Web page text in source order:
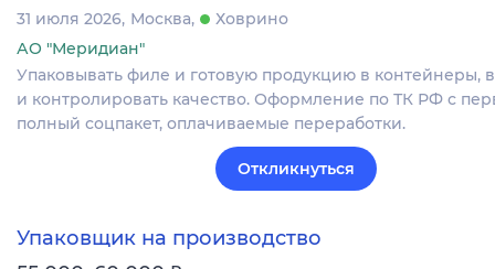
31 июля 2026 Москва
Ховрино
АО "Меридиан"
Упаковывать филе и готовую продукцию в контейнеры,
и контролировать качество. Оформление по ТК РФ с
полный соцпакет, оплачиваемые переработки.
Откликнуться
Упаковщик на производство